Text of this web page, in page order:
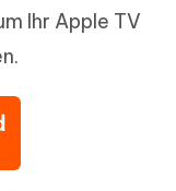
Ihr Apple TV